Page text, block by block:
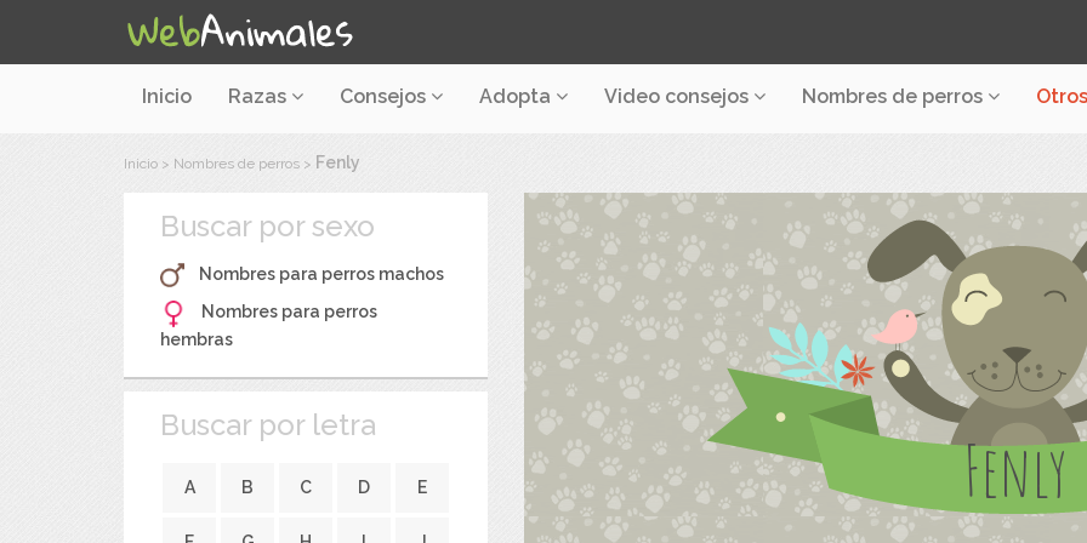
Inicio Razas Consejos Adopta Video consejos Nombres de perros
Inicio > Nombres de perros > Fenly
Buscar por sexo
Nombres para perros machos
Nombres para perros
hembras
Buscar por letra
A B C D E Fenly